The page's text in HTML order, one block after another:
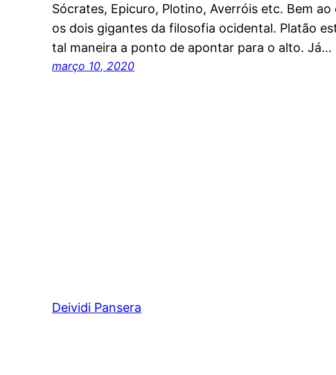
Sócrates, Epicuro, Plotino, Averróis etc. Bem
os dois gigantes da filosofia ocidental. Platão
tal maneira a ponto de apontar para o alto. Já…
março 10, 2020
Deividi Pansera